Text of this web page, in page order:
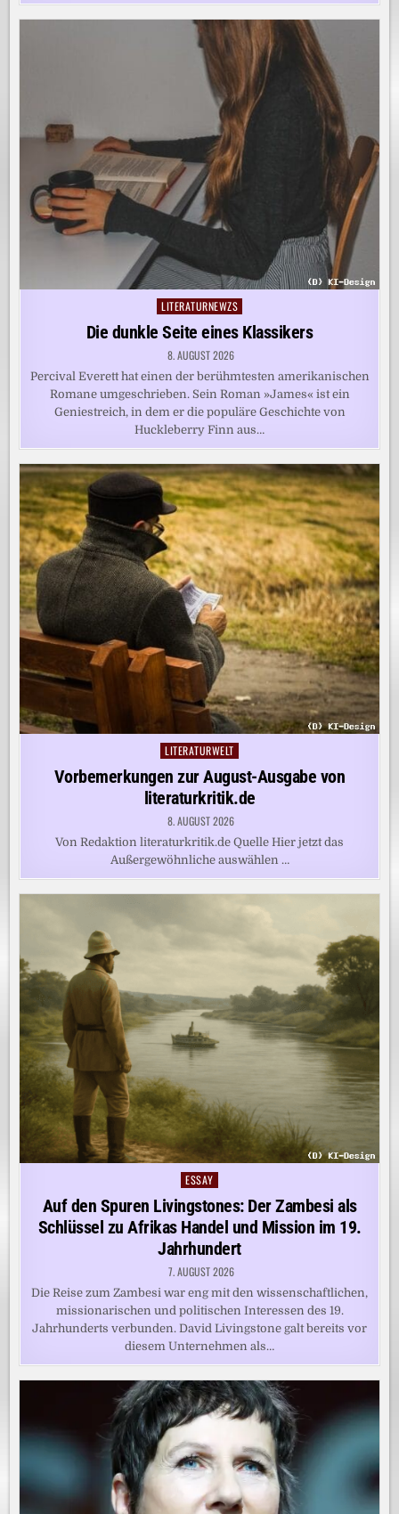
Posted
in
LITERATURNEWZS
Die dunkle Seite eines Klassikers
8. AUGUST 2026
Percival Everett hat einen der berühmtesten amerikanischen
Romane umgeschrieben. Sein Roman »James« ist ein
Geniestreich, in dem er die populäre Geschichte von
Huckleberry Finn aus…
Posted
LITERATURWELT
Vorbemerkungen zur August-Ausgabe von
literaturkritik.de
8. AUGUST 2026
Von Redaktion literaturkritik.de Quelle Hier jetzt das
Außergewöhnliche auswählen …
Posted
ESSAY
Auf den Spuren Livingstones: Der Zambesi als
Schlüssel zu Afrikas Handel und Mission im 19.
Jahrhundert
7. AUGUST 2026
Die Reise zum Zambesi war eng mit den wissenschaftlichen,
missionarischen und politischen Interessen des 19.
Jahrhunderts verbunden. David Livingstone galt bereits vor
diesem Unternehmen als…